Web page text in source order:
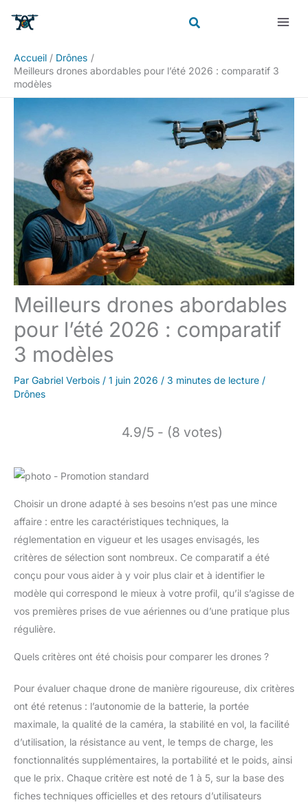
Accueil
Drônes
Meilleurs drones abordables pour l’été 2026 : comparatif 3
modèles
Meilleurs drones abordables
pour l’été 2026 : comparatif
3 modèles
Par Gabriel Verbois / 1 juin 2026 / 3 minutes de lecture /
Drônes
4.9/5 - (8 votes)
Choisir un drone adapté à ses besoins n’est pas une mince
affaire : entre les caractéristiques techniques, la
réglementation en vigueur et les usages envisagés, les
critères de sélection sont nombreux. Ce comparatif a été
conçu pour vous aider à y voir plus clair et à identifier le
modèle qui correspond le mieux à votre profil, qu’il s’agisse de
vos premières prises de vue aériennes ou d’une pratique plus
régulière.
Quels critères ont été choisis pour comparer les drones ?
Pour évaluer chaque drone de manière rigoureuse, dix critères
ont été retenus : l’autonomie de la batterie, la portée
maximale, la qualité de la caméra, la stabilité en vol, la facilité
d’utilisation, la résistance au vent, le temps de charge, les
fonctionnalités supplémentaires, la portabilité et le poids, ainsi
que le prix. Chaque critère est noté de 1 à 5, sur la base des
fiches techniques officielles et des retours d’utilisateurs